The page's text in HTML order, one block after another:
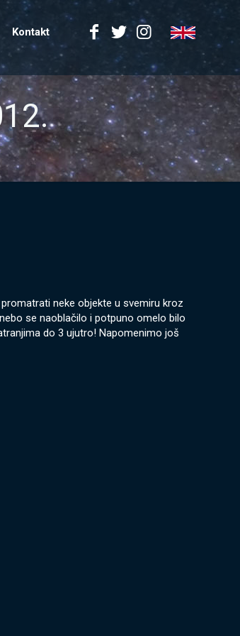
Kontakt
neke objekte u svemiru kroz
se naoblačilo i potpuno omelo bilo
do 3 ujutro! Napomenimo još